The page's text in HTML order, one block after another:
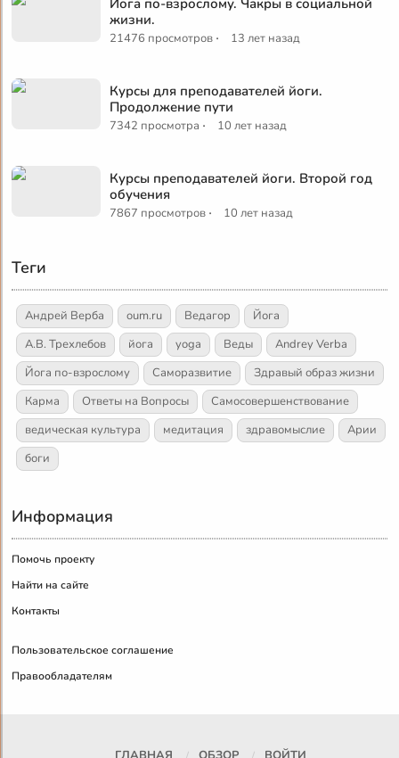
Йога по-взрослому. Чакры в социальной
жизни.
21476 просмотров · 13 лет назад
Курсы для преподавателей йоги.
Продолжение пути
7342 просмотра · 10 лет назад
Курсы преподавателей йоги. Второй год
обучения
7867 просмотров · 10 лет назад
Теги
Андрей Верба oum.ru Ведагор
Йога
А.В. Трехлебов
йога yoga Веды
Andrey Verba
Йога по-взрослому
Саморазвитие
Здравый образ жизни
Карма
Ответы на Вопросы
Самосовершенствование
ведическая культура
медитация здравомыслие
Арии
боги
Информация
Помочь проекту
Найти на сайте
Контакты
Пользовательское соглашение
Правообладателям